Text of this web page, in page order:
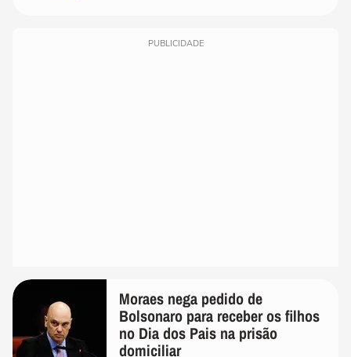
PUBLICIDADE
Moraes nega pedido de
Bolsonaro para receber os filhos
no Dia dos Pais na prisão
domiciliar